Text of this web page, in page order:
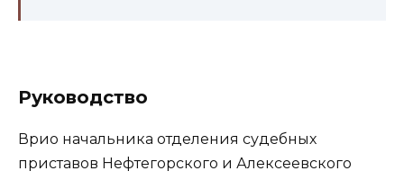
Руководство
Врио начальника отделения судебных
приставов Нефтегорского и Алексеевского